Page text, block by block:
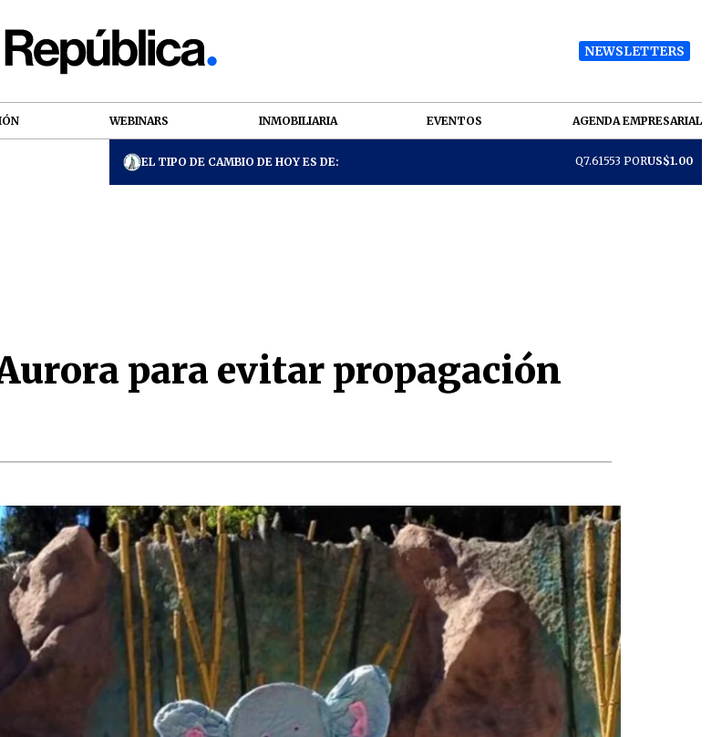
NEWSLETTERS
WEBINARS INMOBILIARIA EVENTOS AGENDA EMPRESARIAL
EL TIPO DE CAMBIO DE HOY ES DE: Q7.61553 PORUS$1.00
para evitar propagación